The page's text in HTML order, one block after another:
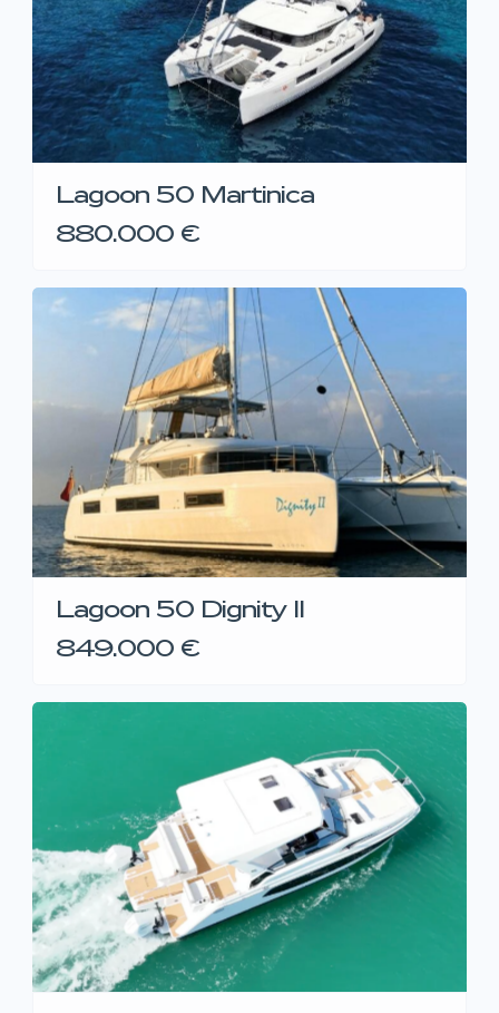
Lagoon 50 Martinica
880.000 €
Lagoon 50 Dignity II
849.000 €